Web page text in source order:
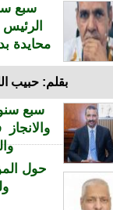
سبع
محايدة
بقلم: حبيب
سبع
حول